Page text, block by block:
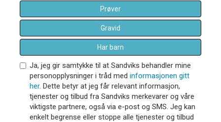
Prøver
Gravid
Har barn
Ja, jeg gir samtykke til at Sandviks behandler mine
personopplysninger i tråd med informasjonen gitt
her. Dette betyr at jeg får relevant informasjon,
tjenester og tilbud fra Sandviks merkevarer og våre
viktigste partnere, også via e-post og SMS. Jeg kan
enkelt begrense eller stoppe alle tjenester og tilbud